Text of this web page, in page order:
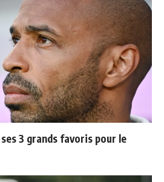
3 grands favoris pour le